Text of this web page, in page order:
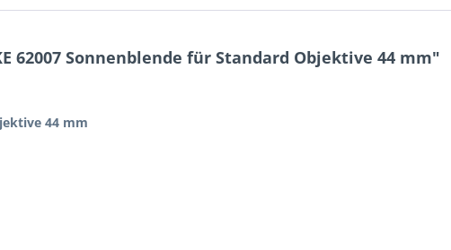
62007 Sonnenblende für Standard Objektive 44 mm"
44 mm